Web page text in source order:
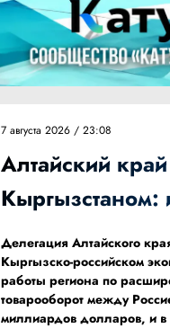
7 августа 2026 / 23:08
Алтайский
Кыргызстаном:
Делегация Алтайского
Кыргызско-российском
работы региона по
товарооборот между
миллиардов долларов, и в